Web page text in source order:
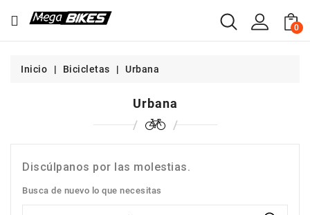
CATEGORÍA
SERVICIOS
FITNESS
0
Inicio Bicicletas Urbana
Urbana
Discúlpanos por las molestias.
Busca de nuevo lo que necesitas